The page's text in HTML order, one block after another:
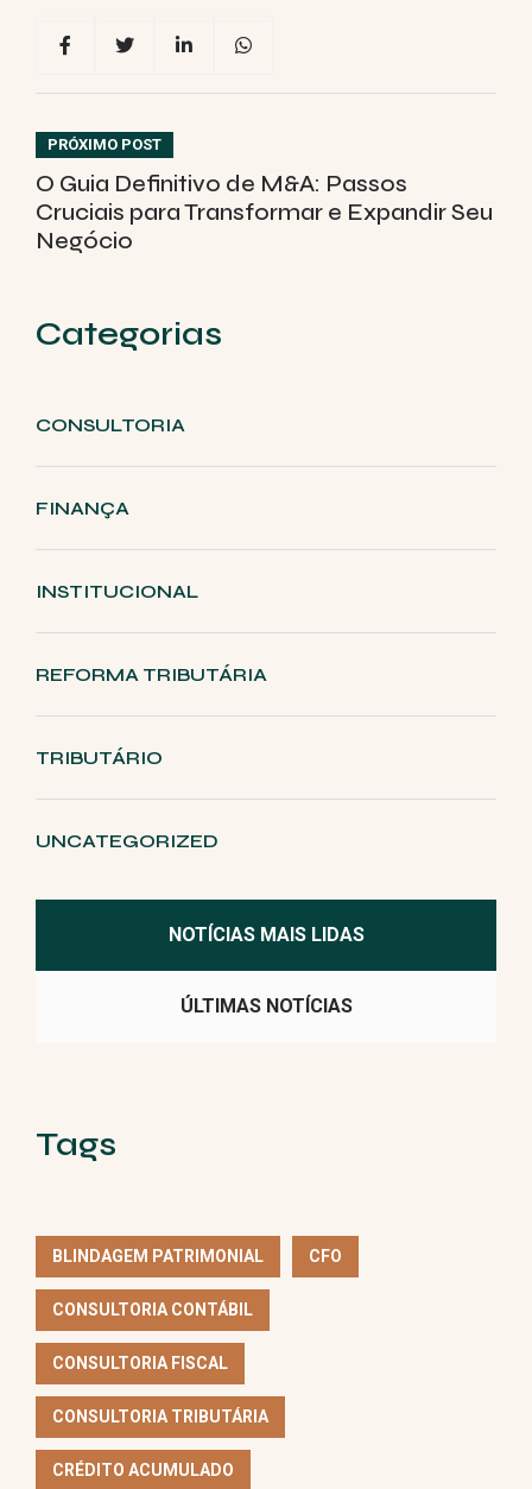
PRÓXIMO POST
O Guia Definitivo de M&A: Passos
Cruciais para Transformar e Expandir Seu
Negócio
Categorias
CONSULTORIA
FINANÇA
INSTITUCIONAL
REFORMA TRIBUTÁRIA
TRIBUTÁRIO
UNCATEGORIZED
NOTÍCIAS MAIS LIDAS
ÚLTIMAS NOTÍCIAS
Tags
BLINDAGEM PATRIMONIAL CFO
CONSULTORIA CONTÁBIL
CONSULTORIA FISCAL
CONSULTORIA TRIBUTÁRIA
CRÉDITO ACUMULADO